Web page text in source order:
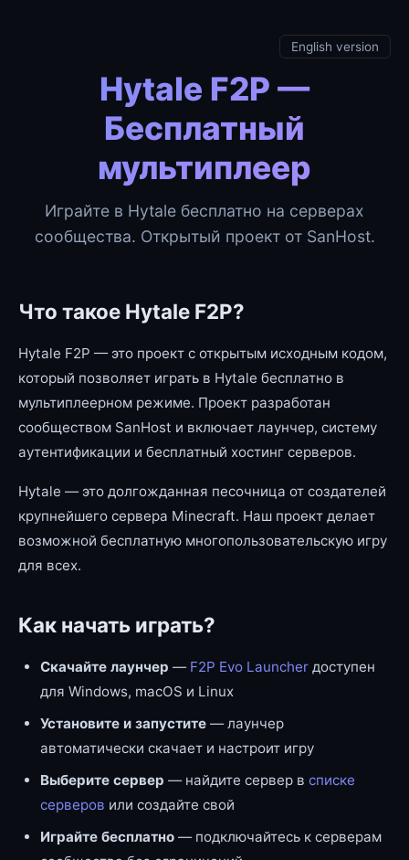
English version
Hytale F2P —
Бесплатный
мультиплеер
Играйте в Hytale бесплатно на серверах
сообщества. Открытый проект от SanHost.
Что такое Hytale F2P?
Hytale F2P — это проект с открытым исходным кодом,
который позволяет играть в Hytale бесплатно в
мультиплеерном режиме. Проект разработан
сообществом SanHost и включает лаунчер, систему
аутентификации и бесплатный хостинг серверов.
Hytale — это долгожданная песочница от создателей
крупнейшего сервера Minecraft. Наш проект делает
возможной бесплатную многопользовательскую игру
для всех.
Как начать играть?
Скачайте лаунчер — F2P Evo Launcher доступен
для Windows, macOS и Linux
Установите и запустите — лаунчер
автоматически скачает и настроит игру
Выберите сервер — найдите сервер в списке
серверов или создайте свой
Играйте бесплатно — подключайтесь к серверам